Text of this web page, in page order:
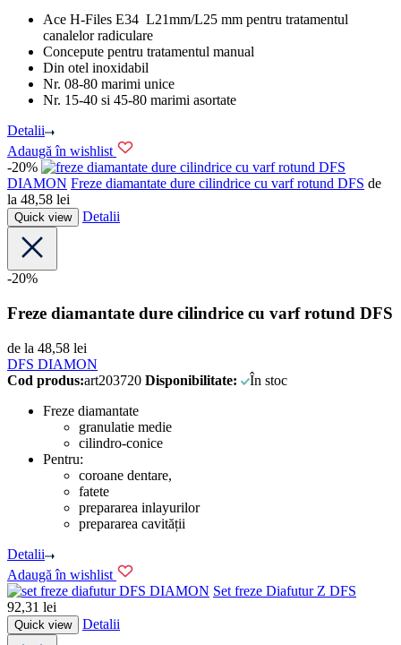
Ace H-Files E34 L21mm/L25 mm pentru tratamentul
canalelor radiculare
Concepute pentru tratamentul manual
Din otel inoxidabil
Nr. 08-80 marimi unice
Nr. 15-40 si 45-80 marimi asortate
Detalii
Adaugă în wishlist
-20%
DFS
DIAMON Freze diamantate dure cilindrice cu varf rotund DFS de
la 48,58 lei
Quick view Detalii
-20%
Freze diamantate dure cilindrice cu varf rotund DFS
de la 48,58 lei
DFS DIAMON
Cod produs:art203720 Disponibilitate:
În stoc
Freze diamantate
granulatie medie
cilindro-conice
Pentru:
coroane dentare,
fatete
prepararea inlayurilor
prepararea cavității
Detalii
Adaugă în wishlist
DFS DIAMON Set freze Diafutur Z DFS
92,31 lei
Quick view Detalii